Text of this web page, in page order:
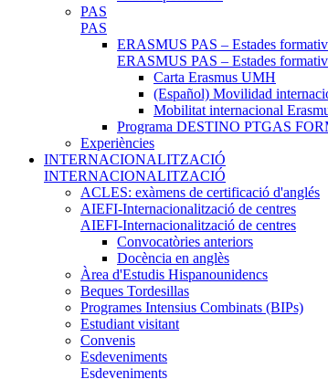
PAS
PAS
ERASMUS PAS – Estades
ERASMUS PAS – Estades
Carta Erasmus UMH
(Español) Movilidad
Mobilitat internacional
Programa DESTINO PTGAS
Experiències
INTERNACIONALITZACIÓ
INTERNACIONALITZACIÓ
ACLES: exàmens de certificació d'anglés
AIEFI-Internacionalització de centres
AIEFI-Internacionalització de centres
Convocatòries anteriors
Docència en anglès
Àrea d'Estudis Hispanounidencs
Beques Tordesillas
Programes Intensius Combinats (BIPs)
Estudiant visitant
Convenis
Esdeveniments
Esdeveniments